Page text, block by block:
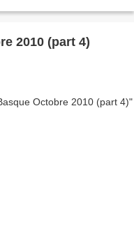
2010 (part 4)